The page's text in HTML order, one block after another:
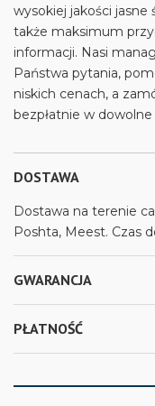
wysokiej jakości jasne
także maksimum
informacji. Nasi
Państwa pytania,
niskich cenach, a
bezpłatnie w
DOSTAWA
Dostawa na terenie
Poshta, Meest. Czas
GWARANCJA
PŁATNOŚĆ